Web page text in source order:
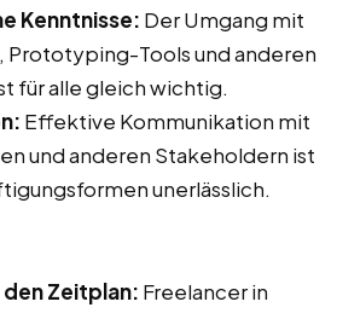
Kenntnisse: Der Umgang mit
Prototyping-Tools und anderen
für alle gleich wichtig.
Effektive Kommunikation mit
und anderen Stakeholdern ist
unerlässlich.
Zeitplan: Freelancer in